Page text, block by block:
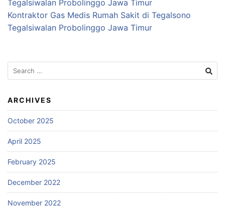
Tegalsiwalan Probolinggo Jawa Timur
Kontraktor Gas Medis Rumah Sakit di Tegalsono
Tegalsiwalan Probolinggo Jawa Timur
Search
for:
ARCHIVES
October 2025
April 2025
February 2025
December 2022
November 2022